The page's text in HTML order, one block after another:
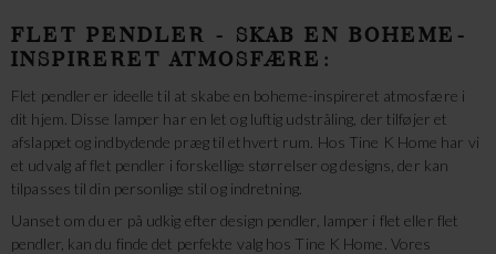
FLET PENDLER - SKAB EN BOHEME-
INSPIRERET ATMOSFÆRE:
Flet pendler er ideelle til at skabe en boheme-inspireret atmosfære i
dit hjem. Disse lamper har en let og luftig udstråling, der tilføjer et
afslappet og indbydende præg til ethvert rum. Hos Tine K Home har vi
et udvalg af flet pendler i forskellige størrelser og designs, der kan
tilpasses til din personlige stil og indretning.
Uanset om du er på udkig efter design pendler, lamper i flet eller flet
pendler, kan du finde det perfekte valg hos Tine K Home. Vores